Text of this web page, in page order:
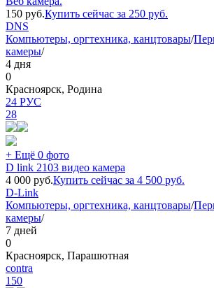
150 руб.Купить сейчас за 250 руб.
DNS
Компьютеры, оргтехника, канцтовары/
камеры/
4 дня
0
Красноярск, Родина
24 РУС
28
+ Ещё 0 фото
D link 2103 видео камера
4 000 руб.Купить сейчас за 4 500 руб.
D-Link
Компьютеры, оргтехника, канцтовары/
камеры/
7 дней
0
Красноярск, Парашютная
contra
150